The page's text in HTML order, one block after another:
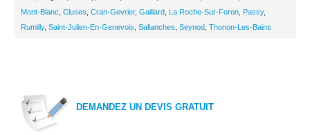
Mont-Blanc Cluses Cran-Gevrier, Gaillard La Roche-Sur-Foron Passy,
Rumilly, Saint-Julien-En-Genevois Sallanches Seynod Thonon-Les-Bains
DEMANDEZ UN DEVIS GRATUIT